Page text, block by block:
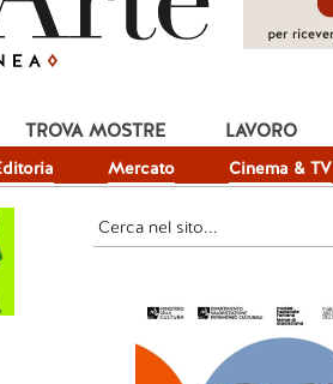
Mercato Cinema & TV
TROVA MOSTRE LAVORO